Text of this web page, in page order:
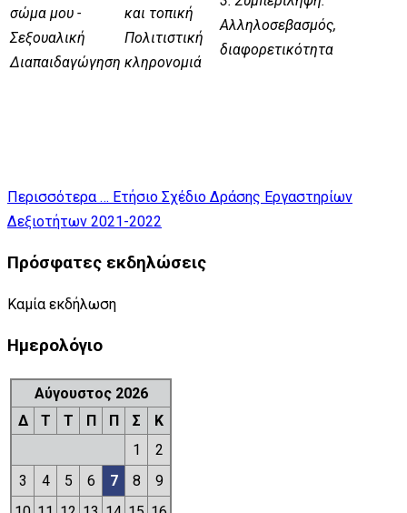
σώμα μου -
Σεξουαλική
Διαπαιδαγώγηση
και τοπική
Πολιτιστική
κληρονομιά
Αλληλοσεβασμός,
διαφορετικότητα
Περισσότερα … Ετήσιο Σχέδιο Δράσης Εργαστηρίων
Δεξιοτήτων 2021-2022
Πρόσφατες εκδηλώσεις
Καμία εκδήλωση
Ημερολόγιο
Αύγουστος 2026
Δ
Τ Τ Π Π Σ
Κ
1
2
3
4 5 6 7 8
9